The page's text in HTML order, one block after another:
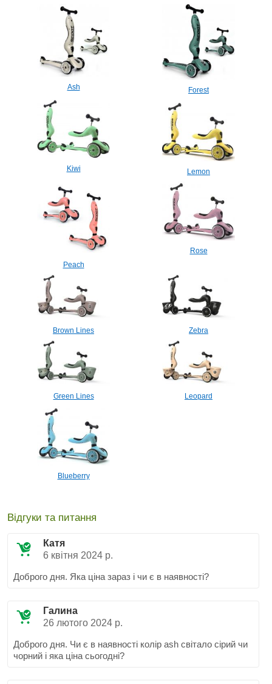
Ash Forest
Kiwi Lemon
Peach
Rose
Brown Lines Zebra
Green Lines Leopard
Blueberry
Відгуки та питання
Катя
6 квітня 2024 р.
Доброго дня. Яка ціна зараз і чи є в наявності?
Галина
26 лютого 2024 р.
Доброго дня. Чи є в наявності колір аsh cвітало сірий чи
чорний і яка ціна сьогодні?